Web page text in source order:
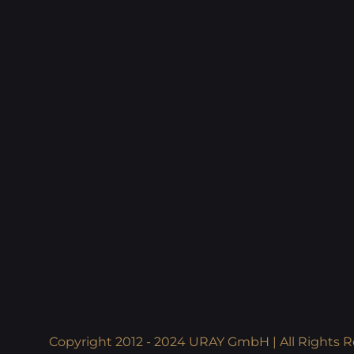
Copyright 2012 - 2024 URAY GmbH | All Rights